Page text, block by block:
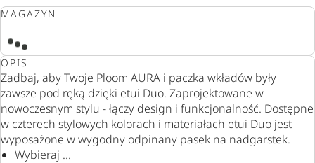
MAGAZYN
OPIS
Zadbaj, aby Twoje Ploom AURA i paczka wkładów były
zawsze pod ręką dzięki etui Duo. Zaprojektowane w
nowoczesnym stylu - łączy design i funkcjonalność. Dostępne
w czterech stylowych kolorach i materiałach etui Duo jest
wyposażone w wygodny odpinany pasek na nadgarstek.
Wybieraj ...